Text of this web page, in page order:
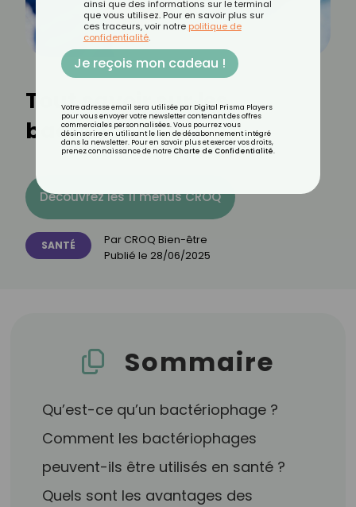
Tout savoir sur les
bactériophages
Découvrez les 11 menus CROQ
SANTÉ Par CROQ Bien-être
Publié le 28/06/2025
Sommaire
Qu’est-ce qu’un bactériophage ?
Comment les bactériophages
peuvent-ils être utilisés en santé ?
Quels sont les avantages des
ainsi que des informations sur le terminal
que vous utilisez. Pour en savoir plus sur
ces traceurs, voir notre politique de
confidentialité.
Je reçois mon cadeau !
Votre adresse email sera utilisée par Digital Prisma Players
pour vous envoyer votre newsletter contenant des offres
commerciales personnalisées. Vous pourrez vous
désinscrire en utilisant le lien de désabonnement intégré
dans la newsletter. Pour en savoir plus et exercer vos droits,
prenez connaissance de notre Charte de Confidentialité.